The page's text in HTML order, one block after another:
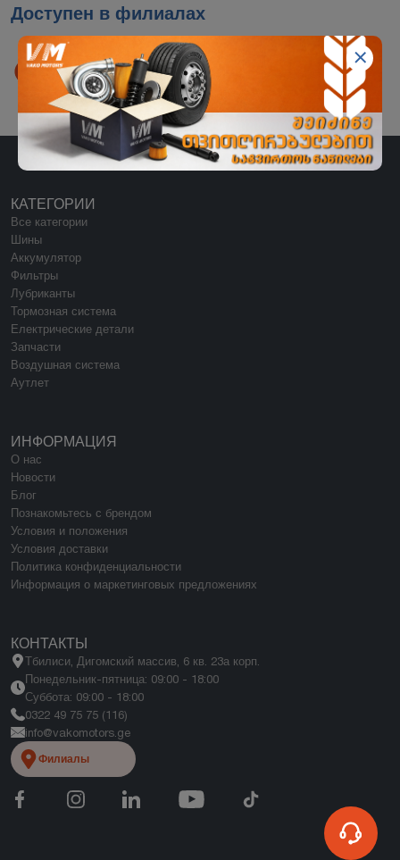
Доступен в филиалах
Цицамури филиал
Мцхетский район, село Цицамури.
КАТЕГОРИИ
Все категории
Шины
Аккумулятор
Фильтры
Лубриканты
Тормозная система
Електрические детали
Запчасти
Воздушная система
Аутлет
ИНФОРМАЦИЯ
О нас
Новости
Блог
Познакомьтесь с брендом
Условия и положения
Условия доставки
Политика конфиденциальности
Информация о маркетинговых предложениях
КОНТАКТЫ
Тбилиси, Дигомский массив, 6 кв. 23а корп.
Понедельник-пятница: 09:00 - 18:00
Суббота: 09:00 - 18:00
0322 49 75 75 (116)
info@vakomotors.ge
Филиалы